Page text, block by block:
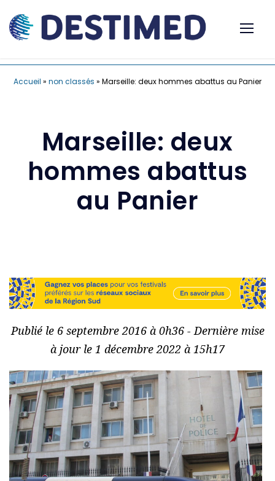
Accueil » non classés » Marseille: deux hommes abattus au Panier
Marseille: deux
hommes abattus
au Panier
Publié le 6 septembre 2016 à 0h36 - Dernière mise
à jour le 1 décembre 2022 à 15h17